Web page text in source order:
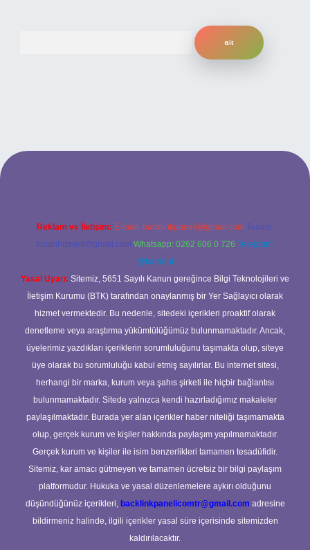
giriş
Reklam ve İletişim: E-mail: backlinkpaneli@gmail.com Teams:
forumhizmeti@gmail.com Whatsapp: 0262 606 0 726 Telegram:
@karabul
Yasal Uyarı: Sitemiz, 5651 Sayılı Kanun gereğince Bilgi Teknolojileri ve
İletişim Kurumu (BTK) tarafından onaylanmış bir Yer Sağlayıcı olarak
hizmet vermektedir. Bu nedenle, sitedeki içerikleri proaktif olarak
denetleme veya araştırma yükümlülüğümüz bulunmamaktadır. Ancak,
üyelerimiz yazdıkları içeriklerin sorumluluğunu taşımakta olup, siteye
üye olarak bu sorumluluğu kabul etmiş sayılırlar. Bu internet sitesi,
herhangi bir marka, kurum veya şahıs şirketi ile hiçbir bağlantısı
bulunmamaktadır. Sitede yalnızca kendi hazırladığımız makaleler
paylaşılmaktadır. Burada yer alan içerikler haber niteliği taşımamakta
olup, gerçek kurum ve kişiler hakkında paylaşım yapılmamaktadır.
Gerçek kurum ve kişiler ile isim benzerlikleri tamamen tesadüfidir.
Sitemiz, kar amacı gütmeyen ve tamamen ücretsiz bir bilgi paylaşım
platformudur. Hukuka ve yasal düzenlemelere aykırı olduğunu
düşündüğünüz içerikleri, backlinkpanelicomtr@gmail.com adresine
bildirmeniz halinde, ilgili içerikler yasal süre içerisinde sitemizden
kaldırılacaktır.